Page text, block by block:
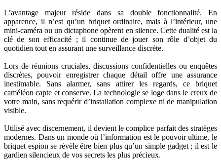
L’avantage majeur réside dans sa double fonctionnalité. En
apparence, il n’est qu’un briquet ordinaire, mais à l’intérieur, une
mini-caméra ou un dictaphone opèrent en silence. Cette dualité est la
clé de son efficacité ; il continue de jouer son rôle d’objet du
quotidien tout en assurant une surveillance discrète.
Lors de réunions cruciales, discussions confidentielles ou enquêtes
discrètes, pouvoir enregistrer chaque détail offre une assurance
inestimable. Sans alarmer, sans attirer les regards, ce briquet
caméléon capte et conserve. La technologie se loge dans le creux de
votre main, sans requérir d’installation complexe ni de manipulation
visible.
Utilisé avec discernement, il devient le complice parfait des stratèges
modernes. Dans un monde où l’information est le pouvoir ultime, le
briquet espion se révèle être bien plus qu’un simple gadget ; il est le
gardien silencieux de vos secrets les plus précieux.